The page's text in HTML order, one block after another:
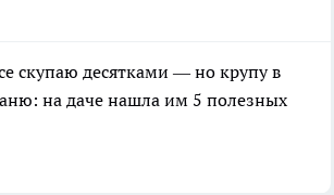
скупаю десятками — но крупу в
на даче нашла им 5 полезных